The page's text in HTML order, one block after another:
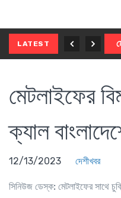
LATEST
মেটলাইফের
ক্যাল
12/13/2023 দেশীখবর
সিনিউজ ডেস্ক: মেটলাইফের সাথে